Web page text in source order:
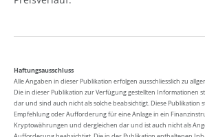
Haftungsausschluss
Alle Angaben in dieser Publikation erfolgen ausschliesslich zu
Die in dieser Publikation zur Verfügung gestellten Informationen
dar und sind auch nicht als solche beabsichtigt. Diese Publikation
Empfehlung oder Aufforderung für eine Anlage in ein
Kryptowährungen und dergleichen dar und ist auch nicht als